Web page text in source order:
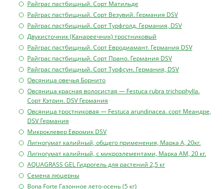
Райграс пастбищный. Сорт Матильде
Райграс пастбищный. Сорт Везувий. Германия DSV
Райграс пастбищный. Сорт Турфголд. Германия, DSV
Двукисточник (Канареечник) тростниковый
Райграс пастбищный. Сорт Евродиамант. Германия DSV
Райграс пастбищный. Сорт Прано. Германия DSV
Райграс пастбищный. Сорт Турфсун. Германия, DSV
Овсяница овечья Борнито
Овсяница красная волосистая — Festuca rubra trichophylla.
Сорт Кэтрин. DSV Германия
Овсяница тростниковая — Festuca arundinacea. сорт Меандре,
DSV Германия
Микроклевер Евромик DSV
Лигногумат калийный, общего применения, Марка А, 20кг.
Лигногумат калийный, с микроэлементами, Марка АМ, 20 кг.
AQUAGRASS GEL Гидрогель для растений 2,5 кг
Семена люцерны
Bona Forte Газонное лето-осень (5 кг)